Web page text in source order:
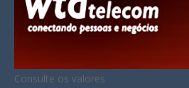
Consulte os valores